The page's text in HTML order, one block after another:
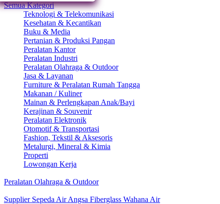
Semua Kategori
Teknologi & Telekomunikasi
Kesehatan & Kecantikan
Buku & Media
Pertanian & Produksi Pangan
Peralatan Kantor
Peralatan Industri
Peralatan Olahraga & Outdoor
Jasa & Layanan
Furniture & Peralatan Rumah Tangga
Makanan / Kuliner
Mainan & Perlengkapan Anak/Bayi
Kerajinan & Souvenir
Peralatan Elektronik
Otomotif & Transportasi
Fashion, Tekstil & Aksesoris
Metalurgi, Mineral & Kimia
Properti
Lowongan Kerja
Peralatan Olahraga & Outdoor
Supplier Sepeda Air Angsa Fiberglass Wahana Air